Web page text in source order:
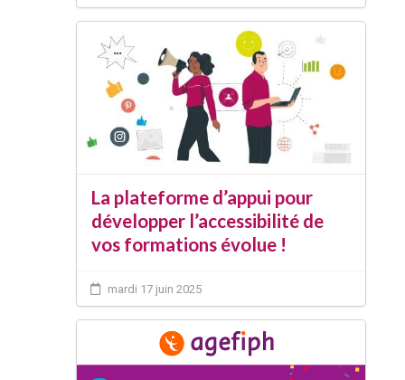
La plateforme d’appui pour
développer l’accessibilité de
vos formations évolue !
mardi 17 juin 2025